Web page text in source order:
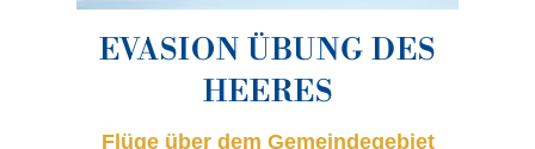
EVASION ÜBUNG DES
HEERES
Flüge über dem Gemeindegebiet